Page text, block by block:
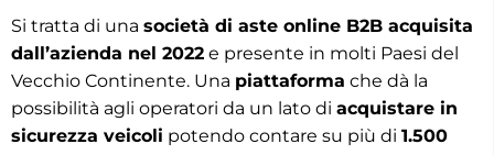
Si tratta di una società di aste online B2B acquisita
dall’azienda nel 2022 e presente in molti Paesi del
Vecchio Continente. Una piattaforma che dà la
possibilità agli operatori da un lato di acquistare in
sicurezza veicoli potendo contare su più di 1.500